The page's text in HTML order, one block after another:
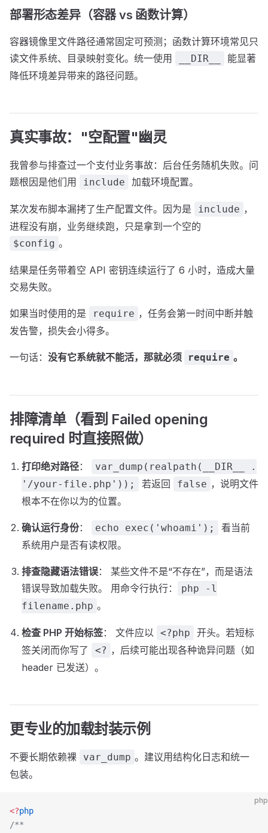
部署形态差异（容器 vs 函数计算）
容器镜像里文件路径通常固定可预测；函数计算环境常见只
读文件系统、目录映射变化。统一使用
__DIR__
能显著
降低环境差异带来的路径问题。
真实事故："空配置"幽灵
我曾参与排查过一个支付业务事故：后台任务随机失败。问
题根因是他们用
include 加载环境配置。
某次发布脚本漏拷了生产配置文件。因为是 include ，
进程没有崩，业务继续跑，只是拿到一个空的
$config 。
结果是任务带着空 API 密钥连续运行了 6 小时，造成大量
交易失败。
如果当时使用的是 require ，任务会第一时间中断并触
发告警，损失会小得多。
一句话： 没有它系统就不能活，那就必须 require 。
排障清单（看到 Failed opening
required 时直接照做）
打印绝对路径：
var_dump(realpath(__DIR__ .
'/your-file.php'));
若返回 false ，说明文件
根本不在你以为的位置。
确认运行身份： echo exec('whoami');
看当前
系统用户是否有读权限。
排查隐藏语法错误： 某些文件不是“不存在”，而是语法
错误导致加载失败。 用命令行执行：
php -l
filename.php 。
检查 PHP 开始标签： 文件应以 <?php
开头。若短标
签关闭而你写了
<? ，后续可能出现各种诡异问题（如
header 已发送）。
更专业的加载封装示例
不要长期依赖裸 var_dump 。建议用结构化日志和统一
包装。
php
<?php
/**